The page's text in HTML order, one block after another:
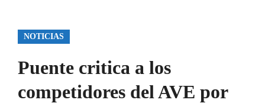
NOTICIAS
Puente critica a los
competidores del AVE por